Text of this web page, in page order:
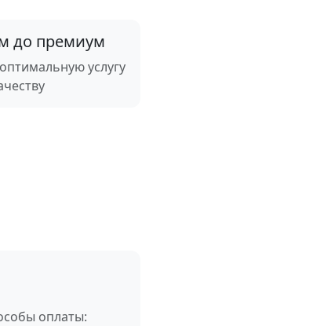
до премиум
услугу
оплаты: